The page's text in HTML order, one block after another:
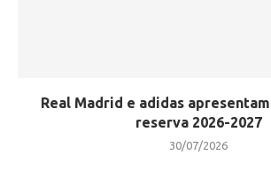
Real Madrid e adidas
reserva 2026-2027
30/07/2026